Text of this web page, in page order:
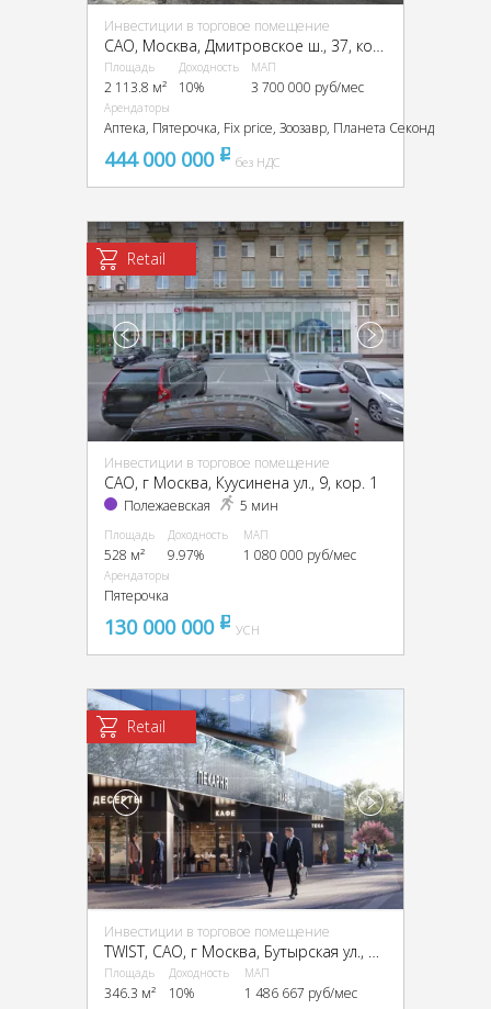
Инвестиции в торговое помещение
CАО, Москва, Дмитровское ш., 37, кор., 1
Площадь
2 113.8 м²
Доходность
10%
МАП
3 700 000 руб/мес
Арендаторы
Аптека, Пятерочка, Fix price, Зоозавр, Планета Секонд
444 000 000 pуббез НДС
Retail
Инвестиции в торговое помещение
CАО, г Москва, Куусинена ул., 9, кор. 1
Полежаевская 5 мин
Площадь
528 м²
Доходность
9.97%
МАП
1 080 000 руб/мес
Арендаторы
Пятерочка
130 000 000 pуб
УСН
Retail
Инвестиции в торговое помещение
Площадь
346.3 м²
Доходность
10%
МАП
1 486 667 руб/мес